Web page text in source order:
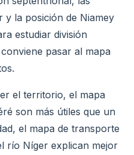
y la posición de Niamey
estudiar división
pasar al mapa
el territorio, el mapa
son más útiles que un
el mapa de transporte
río Níger explican mejor